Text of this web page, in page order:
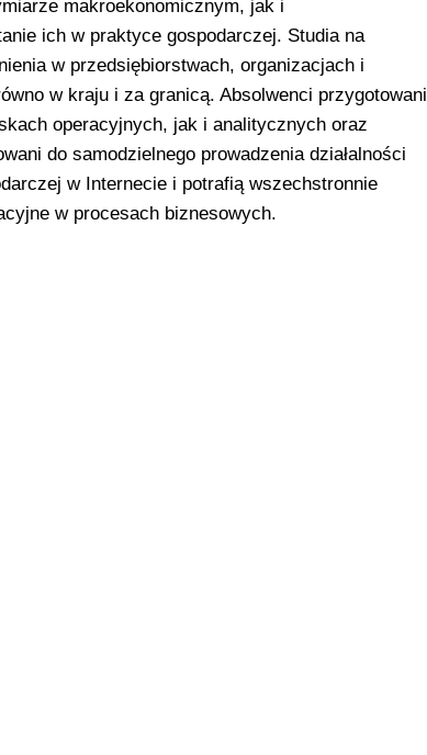
makroekonomicznym, jak i
ich w praktyce gospodarczej. Studia na
w przedsiębiorstwach, organizacjach i
w kraju i za granicą. Absolwenci przygotowani
operacyjnych, jak i analitycznych oraz
do samodzielnego prowadzenia działalności
w Internecie i potrafią wszechstronnie
w procesach biznesowych.